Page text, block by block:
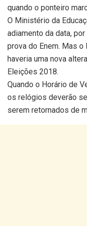
quando o ponteiro
O Ministério da
adiamento da data,
prova do Enem. Mas
haveria uma nova
Eleições 2018.
Quando o Horário de
os relógios deverão
serem retornados de